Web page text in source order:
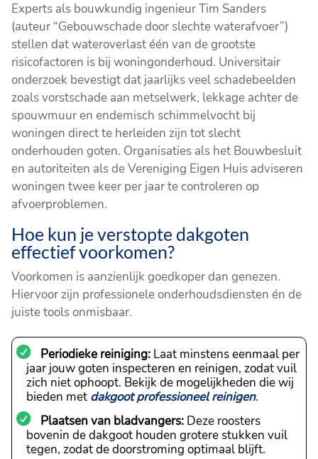
Experts als bouwkundig ingenieur Tim Sanders
(auteur “Gebouwschade door slechte waterafvoer”)
stellen dat wateroverlast één van de grootste
risicofactoren is bij woningonderhoud. Universitair
onderzoek bevestigt dat jaarlijks veel schadebeelden
zoals vorstschade aan metselwerk, lekkage achter de
spouwmuur en endemisch schimmelvocht bij
woningen direct te herleiden zijn tot slecht
onderhouden goten. Organisaties als het Bouwbesluit
en autoriteiten als de Vereniging Eigen Huis adviseren
woningen twee keer per jaar te controleren op
afvoerproblemen.
Hoe kun je verstopte dakgoten
effectief voorkomen?
Voorkomen is aanzienlijk goedkoper dan genezen.
Hiervoor zijn professionele onderhoudsdiensten én de
juiste tools onmisbaar.
Periodieke reiniging: Laat minstens eenmaal per
jaar jouw goten inspecteren en reinigen, zodat vuil
zich niet ophoopt. Bekijk de mogelijkheden die wij
bieden met dakgoot professioneel reinigen.
Plaatsen van bladvangers: Deze roosters
bovenin de dakgoot houden grotere stukken vuil
tegen, zodat de doorstroming optimaal blijft.